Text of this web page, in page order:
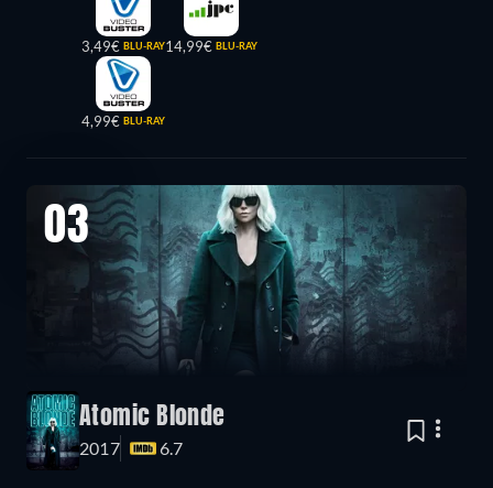
3,49€ BLU-RAY
4,99€ BLU-RAY
14,99€ BLU-RAY
03
Atomic Blonde
2017 6.7